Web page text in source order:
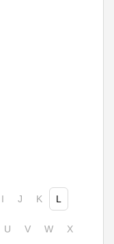
I J K L
U V W X